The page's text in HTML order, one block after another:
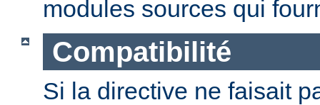
modules sources qui
Compatibilité
Si la directive ne faisait